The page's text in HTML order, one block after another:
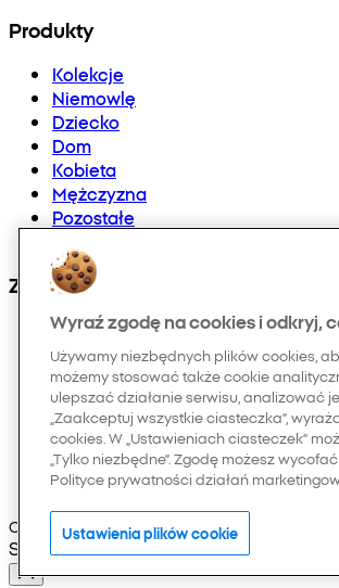
Produkty
Kolekcje
Niemowlę
Dziecko
Dom
Kobieta
Mężczyzna
Pozostałe
Znajdź nas na:
Copyright © 2026 Pepco. Wszelkie prawa
Selected Language:
Wyraź zgodę na cookies i odkryj,
Używamy niezbędnych plików cookies,
możemy stosować także cookie
ulepszać działanie serwisu, analizować
„Zaakceptuj wszystkie ciasteczka”,
cookies. W „Ustawieniach ciasteczek”
„Tylko niezbędne”. Zgodę możesz
Polityce prywatności działań
Ustawienia plików cookie